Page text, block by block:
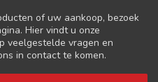
of uw aankoop, bezoek
Hier vindt u onze
veelgestelde vragen en
in contact te komen.